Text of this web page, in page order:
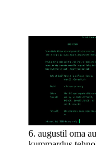
6. augustil oma